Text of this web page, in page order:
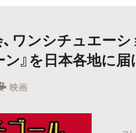
ト 終了間近のプロジェク
ら探す 特集から探す
ワンシチュエー
』を日本各地に届
映画